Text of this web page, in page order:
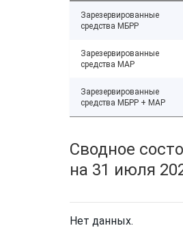
Зарезервированные
средства МБРР
Зарезервированные
средства МАР
Зарезервированные
средства МБРР + МАР
Сводное
на 31 июля
Нет данных.